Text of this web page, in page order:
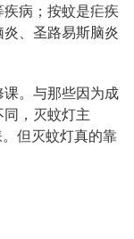
疾病；按蚊是疟疾
、圣路易斯脑炎
。与那些因为成
，灭蚊灯主
但灭蚊灯真的靠